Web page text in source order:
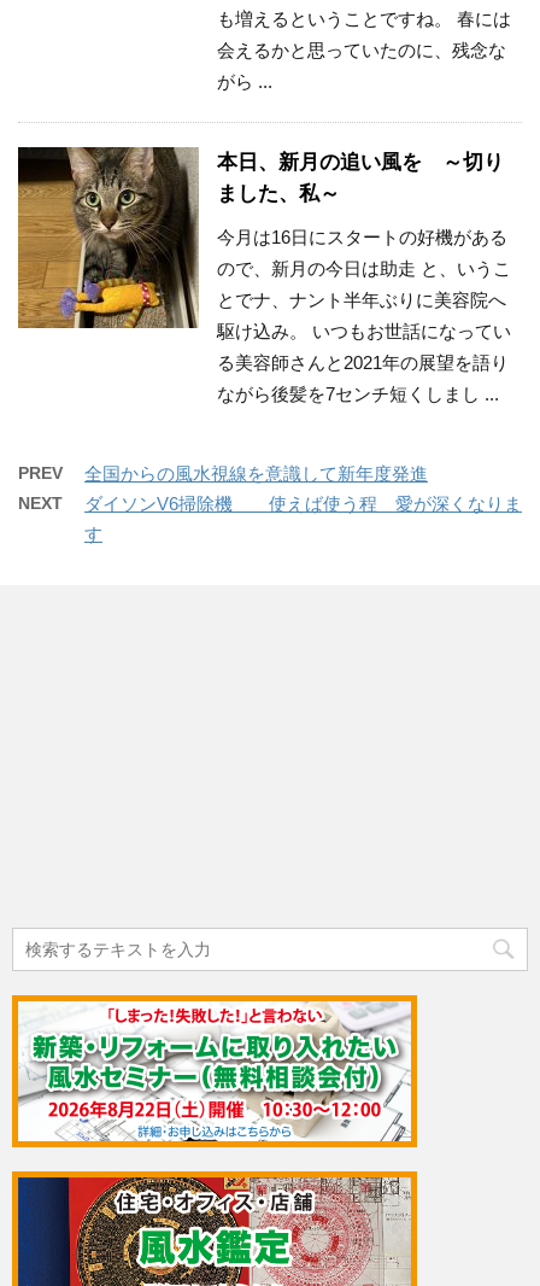
も増えるということですね。 春には
会えるかと思っていたのに、残念な
がら ...
本日、新月の追い風を ～切り
ました、私～
今月は16日にスタートの好機がある
ので、新月の今日は助走 と、いうこ
とでナ、ナント半年ぶりに美容院へ
駆け込み。 いつもお世話になってい
る美容師さんと2021年の展望を語り
ながら後髪を7センチ短くしまし ...
PREV 全国からの風水視線を意識して新年度発進
NEXT
ダイソンV6掃除機 使えば使う程 愛が深くなりま
す